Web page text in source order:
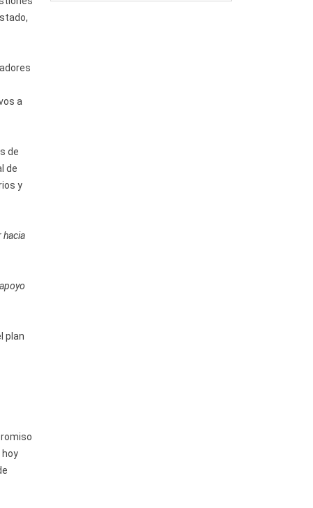
a
de
de
y
hacia
plan
hoy